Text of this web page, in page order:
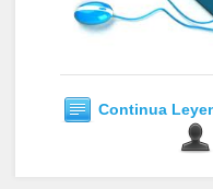
Continua